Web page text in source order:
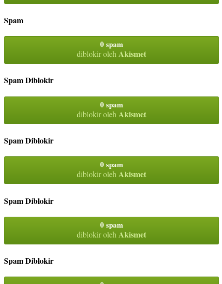
Spam
0 spam
diblokir olehAkismet
Spam Diblokir
0 spam
diblokir oleh Akismet
Spam Diblokir
0 spam
diblokir olehAkismet
Spam Diblokir
0 spam
diblokir oleh Akismet
Spam Diblokir